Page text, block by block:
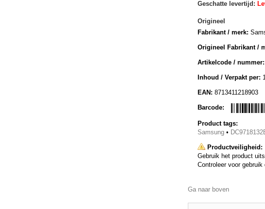
Geschatte levertijd:
Origineel
Fabrikant / merk:
Origineel Fabrikant /
Artikelcode / nummer:
Inhoud / Verpakt per:
EAN: 8713411218903
Barcode:
Product tags:
Samsung •
Productveiligheid:
Gebruik het product
Controleer voor
Ga naar boven